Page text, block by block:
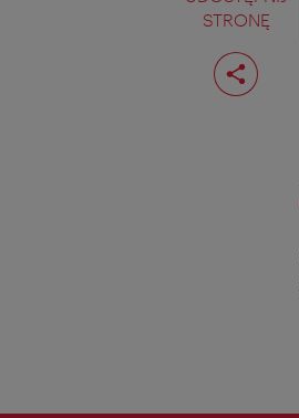
STRONĘ
Podziel
stronę